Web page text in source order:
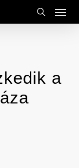
search
Menu
a